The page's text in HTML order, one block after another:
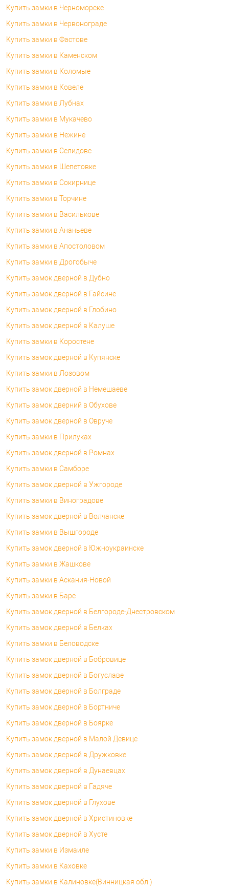
Купить замки в Черноморске
Купить замки в Червонограде
Купить замки в Фастове
Купить замки в Каменском
Купить замки в Коломые
Купить замки в Ковеле
Купить замки в Лубнах
Купить замки в Мукачево
Купить замки в Нежине
Купить замки в Селидове
Купить замки в Шепетовке
Купить замки в Сокирнице
Купить замки в Торчине
Купить замки в Василькове
Купить замки в Ананьеве
Купить замки в Апостоловом
Купить замки в Дрогобыче
Купить замок дверной в Дубно
Купить замок дверной в Гайсине
Купить замок дверной в Глобино
Купить замок дверной в Калуше
Купить замки в Коростене
Купить замок дверной в Купянске
Купить замки в Лозовом
Купить замок дверной в Немешаеве
Купить замок дверний в Обухове
Купить замок дверной в Овруче
Купить замки в Прилуках
Купить замок дверной в Ромнах
Купить замки в Самборе
Купить замок дверной в Ужгороде
Купить замки в Виноградове
Купить замок дверной в Волчанске
Купить замки в Вышгороде
Купить замок дверной в Южноукраинске
Купить замки в Жашкове
Купить замки в Аскания-Новой
Купить замки в Баре
Купить замок дверной в Белгороде-Днестровском
Купить замок дверной в Белках
Купить замки в Беловодске
Купить замок дверной в Бобровице
Купить замок дверной в Богуславе
Купить замок дверной в Болграде
Купить замок дверной в Бортниче
Купить замок дверной в Боярке
Купить замок дверной в Малой Девице
Купить замок дверной в Дружковке
Купить замок дверной в Дунаевцах
Купить замок дверной в Гадяче
Купить замок дверной в Глухове
Купить замок дверной в Христиновке
Купить замок дверной в Хусте
Купить замки в Измаиле
Купить замки в Каховке
Купить замки в Калиновке(Винницкая обл.)